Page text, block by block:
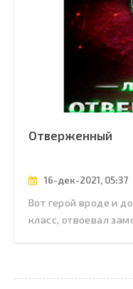
Отверженный
16-дек-2021, 05:37
Вот герой вроде и
класс, отвоевал